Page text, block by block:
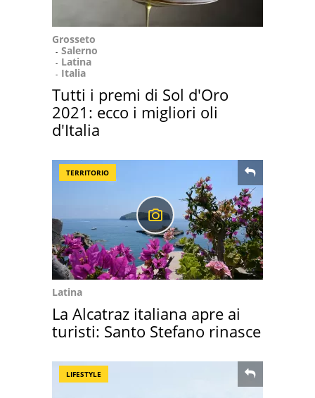
Grosseto
Salerno
Latina
Italia
Tutti i premi di Sol d'Oro
2021: ecco i migliori oli
d'Italia
TERRITORIO
Latina
La Alcatraz italiana apre ai
turisti: Santo Stefano rinasce
LIFESTYLE